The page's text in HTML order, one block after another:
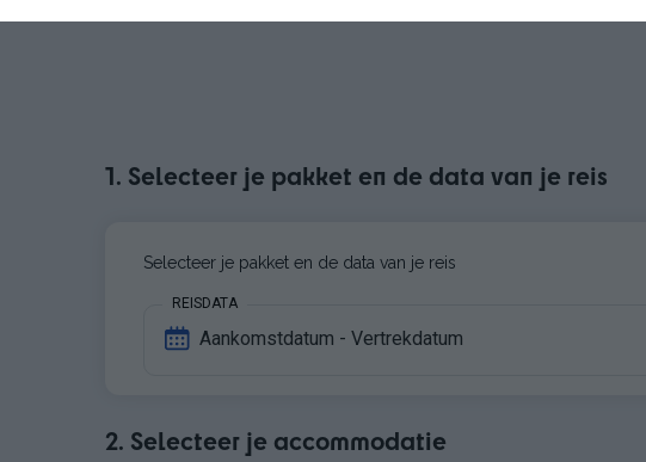
1. Selecteer je pakket en de data van je reis
Selecteer je pakket en de data van je reis
Aankomstdatum - Vertrekdatum
REISDATA
2. Selecteer je accommodatie